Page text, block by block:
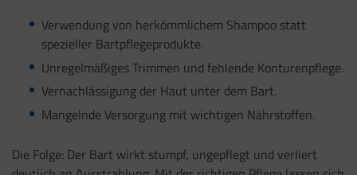
Verwendung von herkömmlichem Shampoo statt
spezieller Bartpflegeprodukte.
Unregelmäßiges Trimmen und fehlende Konturenpflege.
Vernachlässigung der Haut unter dem Bart.
Mangelnde Versorgung mit wichtigen Nährstoffen.
Die Folge: Der Bart wirkt stumpf, ungepflegt und verliert